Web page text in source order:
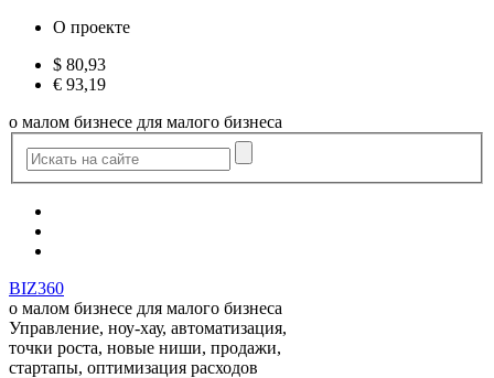
О проекте
$ 80,93
€ 93,19
о малом бизнесе для малого бизнеса
BIZ360
о малом бизнесе для малого бизнеса
Управление, ноу-хау, автоматизация,
точки роста, новые ниши, продажи,
стартапы, оптимизация расходов